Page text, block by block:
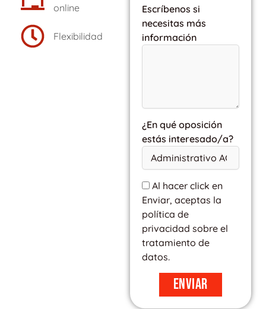
online
Flexibilidad
Escríbenos si
necesitas más
información
¿En qué oposición
estás interesado/a?
Al hacer click en
Enviar, aceptas la
política de
privacidad sobre el
tratamiento de
datos.
Enviar